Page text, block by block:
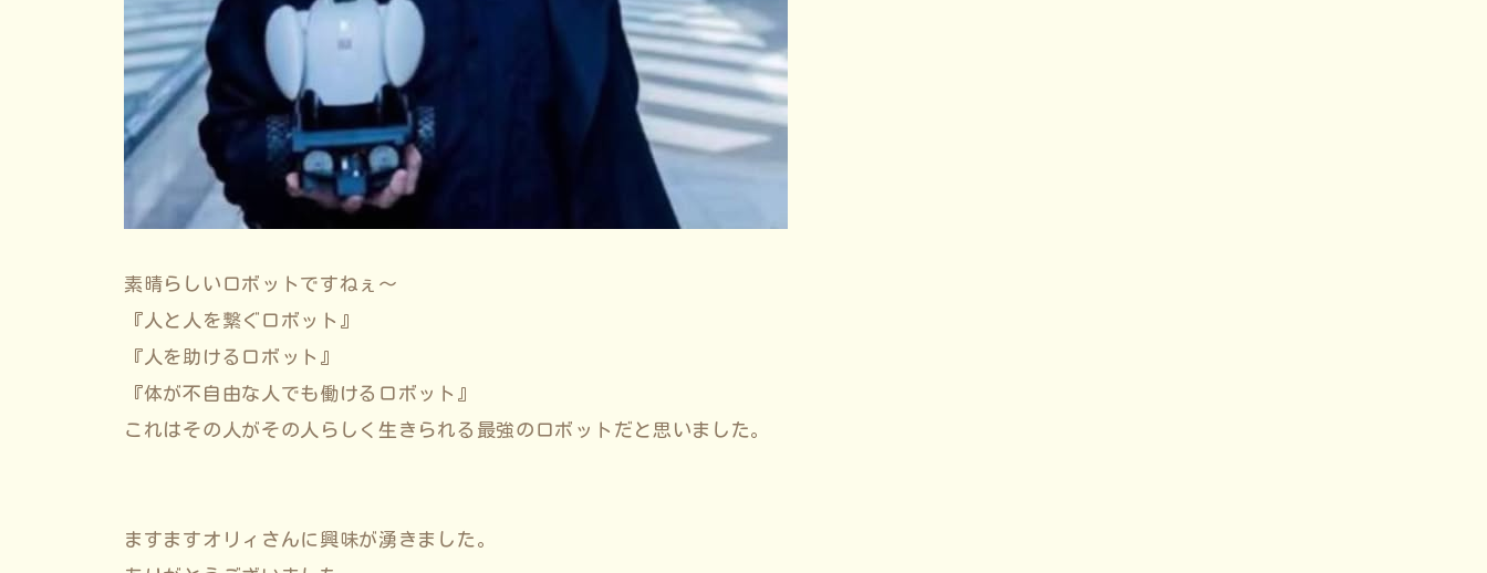
素晴らしいロボットですねぇ〜
『人と人を繋ぐロボット』
『人を助けるロボット』
『体が不自由な人でも働けるロボット』
これはその人がその人らしく生きられる最強のロボットだと思いました。
ますますオリィさんに興味が湧きました。